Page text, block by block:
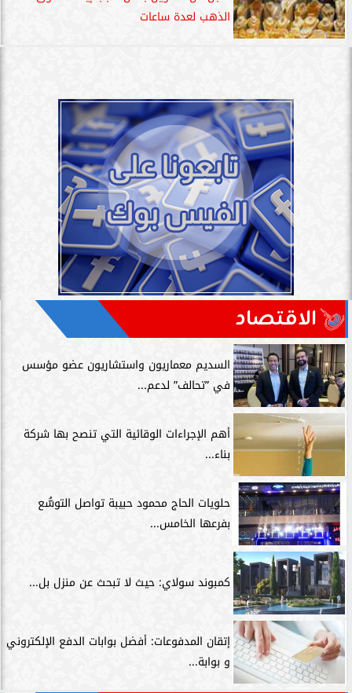
الذهب لعدة ساعات
الاقتصاد
السديم معماريون واستشاريون عضو مؤسس
في ”تحالف” لدعم...
أهم الإجراءات الوقائية التي تنصح بها شركة
بناء...
حلويات الحاج محمود حبيبة تواصل التوسُّع
بفرعها الخامس...
كمبوند سولاي: حيث لا تبحث عن منزل بل...
إتقان المدفوعات: أفضل بوابات الدفع الإلكتروني
و بوابة...